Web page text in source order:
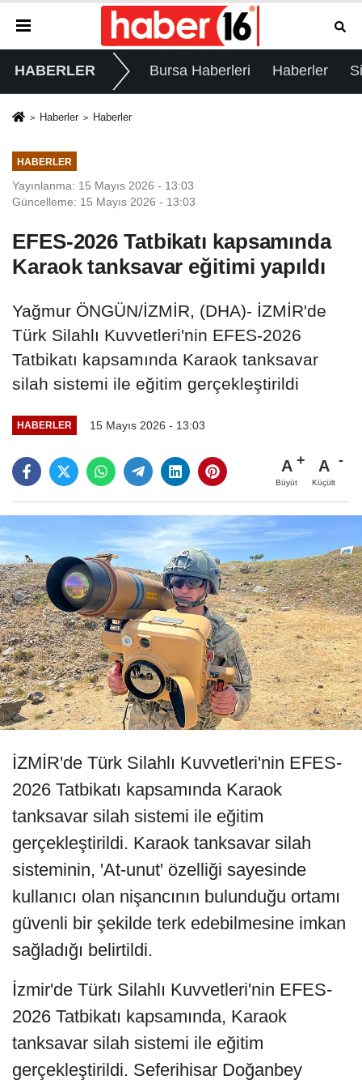
HABERLER Bursa Haberleri Haberler
Haberler Haberler
HABERLER
Yayınlanma: 15 Mayıs 2026 - 13:03
Güncelleme: 15 Mayıs 2026 - 13:03
EFES-2026 Tatbikatı kapsamında
Karaok tanksavar eğitimi yapıldı
Yağmur ÖNGÜN/İZMİR, (DHA)- İZMİR'de
Türk Silahlı Kuvvetleri'nin EFES-2026
Tatbikatı kapsamında Karaok tanksavar
silah sistemi ile eğitim gerçekleştirildi
HABERLER 15 Mayıs 2026 - 13:03
A
Büyüt
A
Küçült
İZMİR'de Türk Silahlı Kuvvetleri'nin EFES-
2026 Tatbikatı kapsamında Karaok
tanksavar silah sistemi ile eğitim
gerçekleştirildi. Karaok tanksavar silah
sisteminin, 'At-unut' özelliği sayesinde
kullanıcı olan nişancının bulunduğu ortamı
güvenli bir şekilde terk edebilmesine imkan
sağladığı belirtildi.
İzmir'de Türk Silahlı Kuvvetleri'nin EFES-
2026 Tatbikatı kapsamında, Karaok
tanksavar silah sistemi ile eğitim
gerçekleştirildi. Seferihisar Doğanbey